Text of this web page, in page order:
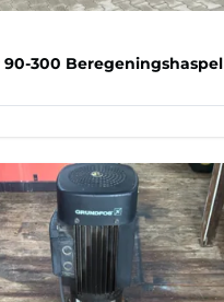
90-300 Beregeningshaspel